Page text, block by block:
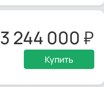
3 244 000
Купить